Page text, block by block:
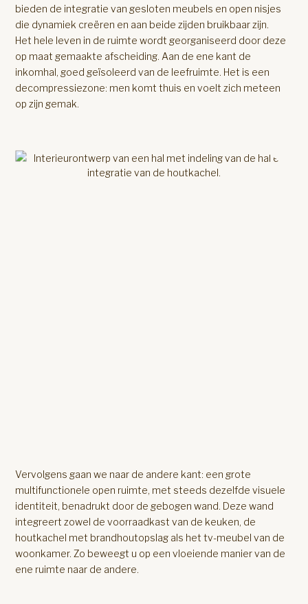
bieden de integratie van gesloten meubels en open nisjes
die dynamiek creëren en aan beide zijden bruikbaar zijn.
Het hele leven in de ruimte wordt georganiseerd door deze
op maat gemaakte afscheiding. Aan de ene kant de
inkomhal, goed geïsoleerd van de leefruimte. Het is een
decompressiezone: men komt thuis en voelt zich meteen
op zijn gemak.
Vervolgens gaan we naar de andere kant: een grote
multifunctionele open ruimte, met steeds dezelfde visuele
identiteit, benadrukt door de gebogen wand. Deze wand
integreert zowel de voorraadkast van de keuken, de
houtkachel met brandhoutopslag als het tv-meubel van de
woonkamer. Zo beweegt u op een vloeiende manier van de
ene ruimte naar de andere.